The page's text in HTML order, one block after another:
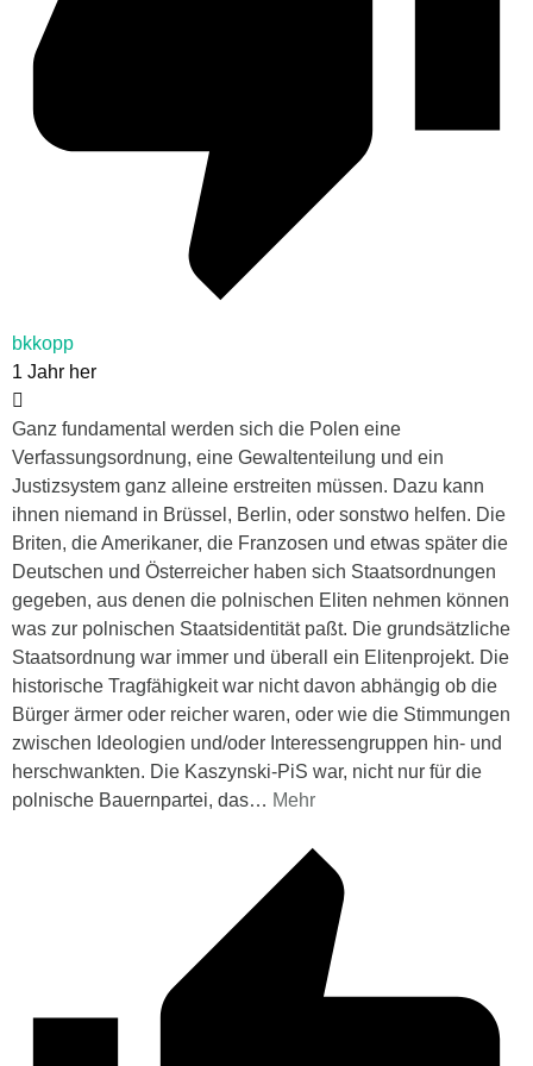
bkkopp
1 Jahr her
Ganz fundamental werden sich die Polen eine
Verfassungsordnung, eine Gewaltenteilung und ein
Justizsystem ganz alleine erstreiten müssen. Dazu kann
ihnen niemand in Brüssel, Berlin, oder sonstwo helfen. Die
Briten, die Amerikaner, die Franzosen und etwas später die
Deutschen und Österreicher haben sich Staatsordnungen
gegeben, aus denen die polnischen Eliten nehmen können
was zur polnischen Staatsidentität paßt. Die grundsätzliche
Staatsordnung war immer und überall ein Elitenprojekt. Die
historische Tragfähigkeit war nicht davon abhängig ob die
Bürger ärmer oder reicher waren, oder wie die Stimmungen
zwischen Ideologien und/oder Interessengruppen hin- und
herschwankten. Die Kaszynski-PiS war, nicht nur für die
polnische Bauernpartei, das… Mehr